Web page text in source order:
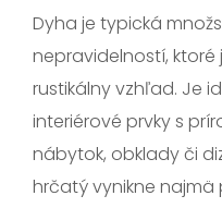
Dyha je typická
nepravidelností,
rustikálny vzhľad. Je
interiérové prvky s
nábytok, obklady či
hrčatý vynikne